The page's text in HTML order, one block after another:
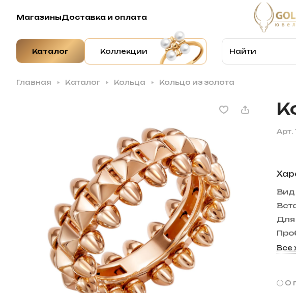
МагазиныДоставка и оплата
Каталог Коллекции
Главная Каталог Кольца Кольцо из золота
Арт.
Вид
Для
Все
О